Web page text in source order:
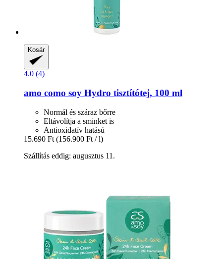
Kosár
4.0 (4)
amo como soy Hydro tisztítótej, 100 ml
Normál és száraz bőrre
Eltávolítja a sminket is
Antioxidatív hatású
15.690 Ft (156.900 Ft / l)
Szállítás eddig: augusztus 11.